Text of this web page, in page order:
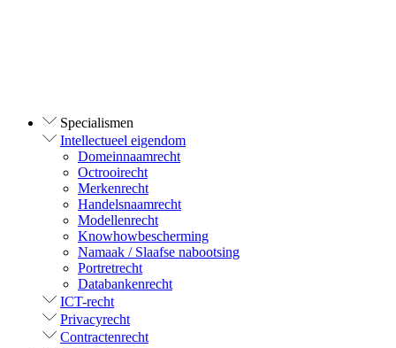
Specialismen
Intellectueel eigendom
Domeinnaamrecht
Octrooirecht
Merkenrecht
Handelsnaamrecht
Modellenrecht
Knowhowbescherming
Namaak / Slaafse nabootsing
Portretrecht
Databankenrecht
ICT-recht
Privacyrecht
Contractenrecht